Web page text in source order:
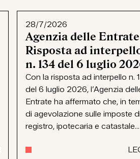
28/7/2026
Agenzia delle
Risposta ad
n. 134 del 6 luglio
Con la risposta ad interpello n.
del 6 luglio 2026, l’Agenzia
Entrate ha affermato che, in
di agevolazione sulle imposte di
registro, ipotecaria e catastale...